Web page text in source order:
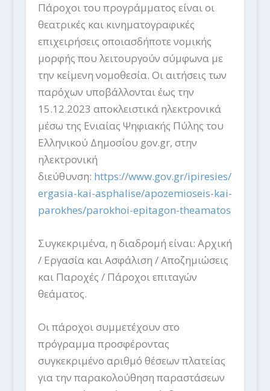
Πάροχοι του προγράμματος είναι οι
θεατρικές και κινηματογραφικές
επιχειρήσεις οποιασδήποτε νομικής
μορφής που λειτουργούν σύμφωνα με
την κείμενη νομοθεσία. Οι αιτήσεις των
παρόχων υποβάλλονται έως την
15.12.2023 αποκλειστικά ηλεκτρονικά
μέσω της Ενιαίας Ψηφιακής Πύλης του
Ελληνικού Δημοσίου gov.gr, στην
ηλεκτρονική
διεύθυνση: https://www.gov.gr/ipiresies/
ergasia-kai-asphalise/apozemioseis-kai-
parokhes/parokhoi-epitagon-theamatos
Συγκεκριμένα, η διαδρομή είναι: Αρχική
/ Εργασία και Ασφάλιση / Αποζημιώσεις
και Παροχές / Πάροχοι επιταγών
θεάματος.
Οι πάροχοι συμμετέχουν στο
πρόγραμμα προσφέροντας
συγκεκριμένο αριθμό θέσεων πλατείας
για την παρακολούθηση παραστάσεων